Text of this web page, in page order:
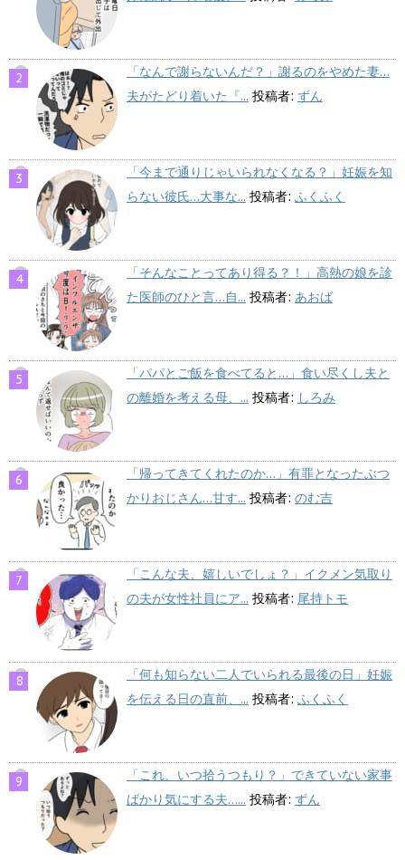
「なんで謝らないんだ？」謝るのをやめた妻…
夫がたどり着いた『... 投稿者: ずん
「今まで通りじゃいられなくなる？」妊娠を知
らない彼氏…大事な... 投稿者: ふくふく
「そんなことってあり得る？！」高熱の娘を診
た医師のひと言…自... 投稿者: あおば
「パパとご飯を食べてると…」食い尽くし夫と
の離婚を考える母、... 投稿者: しろみ
「帰ってきてくれたのか…」有罪となったぶつ
かりおじさん…甘す... 投稿者: のむ吉
「こんな夫、嬉しいでしょ？」イクメン気取り
の夫が女性社員にア... 投稿者: 尾持トモ
「何も知らない二人でいられる最後の日」妊娠
を伝える日の直前、... 投稿者: ふくふく
「これ、いつ拾うつもり？」できていない家事
ばかり気にする夫…... 投稿者: ずん